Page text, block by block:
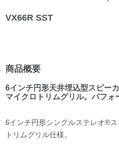
VX66R SST
商品概要
6インチ円形天井埋込型スピー
マイクロトリムグリル。パフォ
6インチ円形シングルステレオ®
トリムグリル仕様。